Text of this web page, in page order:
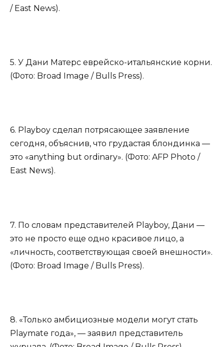
/ East News).
5. У Дани Матерс еврейско-итальянские корни.
(Фото: Broad Image / Bulls Press).
6. Playboy сделал потрясающее заявление
сегодня, объяснив, что грудастая блондинка —
это «anything but ordinary». (Фото: AFP Photo /
East News).
7. По словам представителей Playboy, Дани —
это не просто еще одно красивое лицо, а
«личность, соответствующая своей внешности».
(Фото: Broad Image / Bulls Press).
8. «Только амбициозные модели могут стать
Playmate года», — заявил представитель